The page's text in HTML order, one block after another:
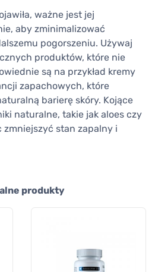
ważne jest jej
aby zminimalizować
pogorszeniu. Używaj
produktów, które nie
są na przykład kremy
zapachowych, które
barierę skóry. Kojące
naturalne, takie jak aloes czy
zmniejszyć stan zapalny i
produkty